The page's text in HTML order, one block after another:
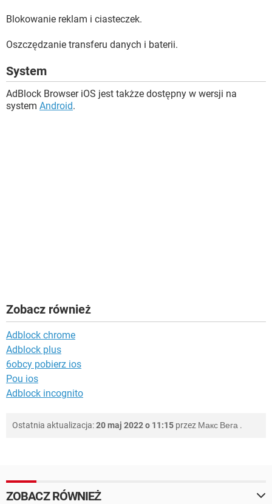
Blokowanie reklam i ciasteczek.
Oszczędzanie transferu danych i baterii.
System
AdBlock Browser iOS jest takżze dostępny w wersji na
system Android.
Zobacz również
Adblock chrome
Adblock plus
6obcy pobierz ios
Pou ios
Adblock incognito
Ostatnia aktualizacja:20 maj 2022 o 11:15 przez Макс Вега .
ZOBACZ RÓWNIEŻ